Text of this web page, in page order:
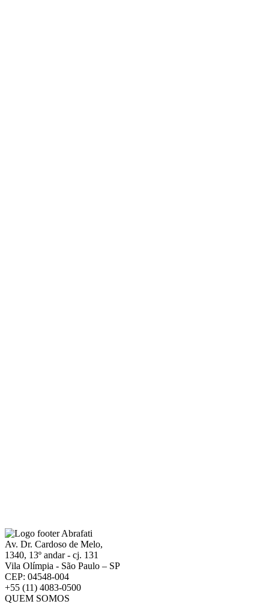
Av. Dr. Cardoso de Melo,
1340, 13º andar - cj. 131
Vila Olímpia - São Paulo – SP
CEP: 04548-004
+55 (11) 4083-0500
QUEM SOMOS